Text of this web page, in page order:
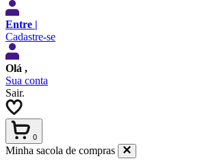
Entre |
Cadastre-se
Olá ,
Sua conta
Sair.
0
Minha sacola de compras